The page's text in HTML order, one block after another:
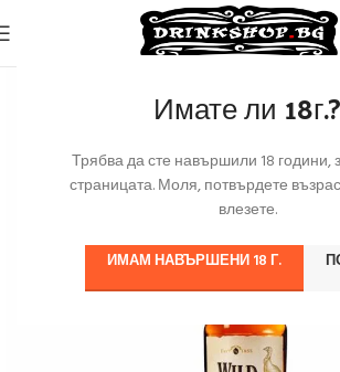
Имате ли 18г.?
Трябва да сте навършили 18 години,
страницата. Моля, потвърдете
влезете.
ИМАМ НАВЪРШЕНИ 18 Г.